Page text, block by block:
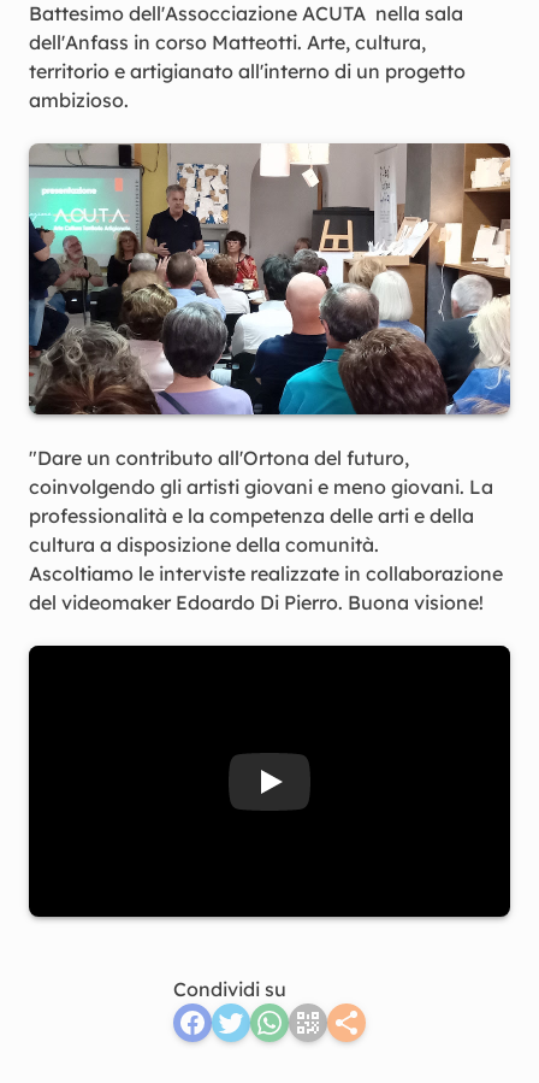
Battesimo dell'Assocciazione ACUTA nella sala
dell'Anfass in corso Matteotti. Arte, cultura,
territorio e artigianato all'interno di un progetto
ambizioso.
"Dare un contributo all'Ortona del futuro,
coinvolgendo gli artisti giovani e meno giovani. La
professionalità e la competenza delle arti e della
cultura a disposizione della comunità.
Ascoltiamo le interviste realizzate in collaborazione
del videomaker Edoardo Di Pierro. Buona visione!
Guarda il video Nasce
Condividi su